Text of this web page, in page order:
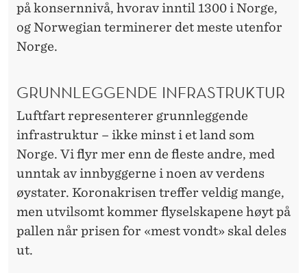
på konsernnivå, hvorav inntil 1300 i Norge,
og Norwegian terminerer det meste utenfor
Norge.
GRUNNLEGGENDE INFRASTRUKTUR
Luftfart representerer grunnleggende
infrastruktur – ikke minst i et land som
Norge. Vi flyr mer enn de fleste andre, med
unntak av innbyggerne i noen av verdens
øystater. Koronakrisen treffer veldig mange,
men utvilsomt kommer flyselskapene høyt på
pallen når prisen for «mest vondt» skal deles
ut.